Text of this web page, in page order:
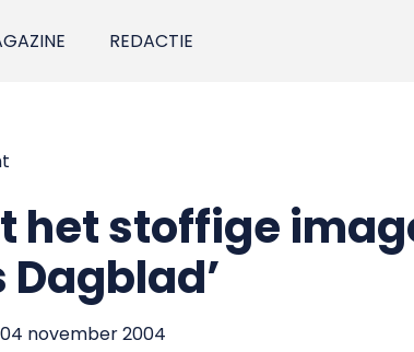
REDACTIE
het stoffige
november 2004